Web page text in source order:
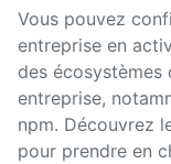
Vous pouvez
entreprise en
des
entreprise,
npm. Découvrez
pour prendre en